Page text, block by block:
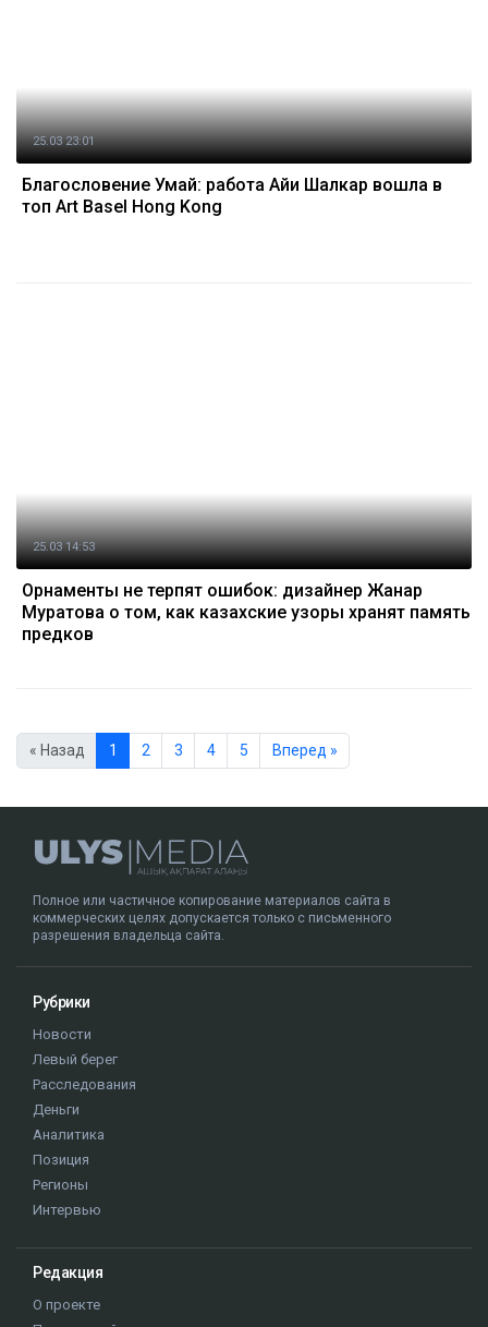
25.03 23:01
Благословение Умай: работа Айи Шалкар вошла в
топ Art Basel Hong Kong
25.03 14:53
Орнаменты не терпят ошибок: дизайнер Жанар
Муратова о том, как казахские узоры хранят память
предков
« Назад 1 2 3 4 5 Вперед »
Полное или частичное копирование материалов сайта в
коммерческих целях допускается только с письменного
разрешения владельца сайта.
Рубрики
Новости
Левый берег
Расследования
Деньги
Аналитика
Позиция
Регионы
Интервью
Редакция
О проекте